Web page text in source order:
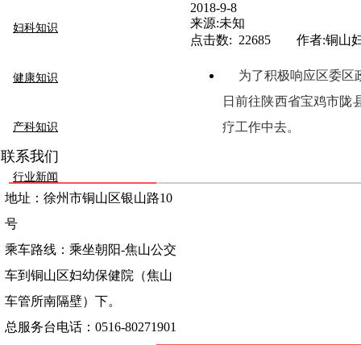
妇科知识
健康知识
产科知识
行业新闻
联系我们
地址：徐州市铜山区银山路10
号
乘车路线：乘坐朝阳-焦山公交
车到铜山区妇幼保健院（焦山
车管所南隔壁）下。
总服务台电话：0516-80271901
2018-9-8
来源:未知
点击数: 22685 作者:铜山
为了积极响应区委
日前往陕西省宝鸡市陇
疗工作中去。